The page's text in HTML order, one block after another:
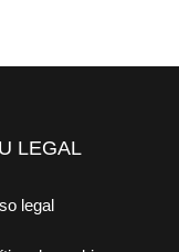
LEGAL
legal